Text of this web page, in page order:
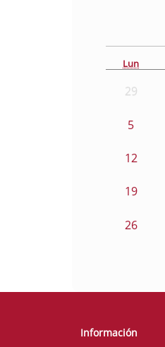
Lun
29
5
12
19
26
Información